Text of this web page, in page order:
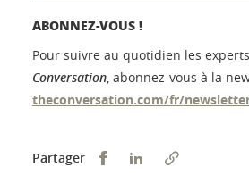
ABONNEZ-VOUS !
Pour suivre au quotidien les
Conversation, abonnez-vous à la
theconversation.com/fr/
Partager Partager sur Facebook
Partager sur